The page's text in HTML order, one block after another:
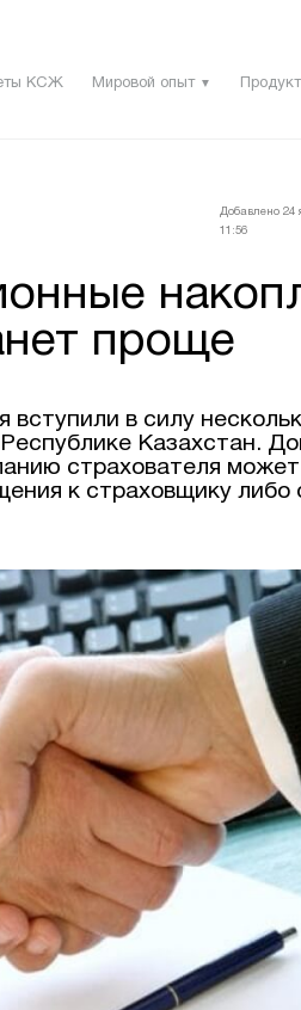
КСЖ Мировой опыт ▼ Продукт
Добавлено 24
11:56
проще
в силу
Казахстан.
страхователя
к страховщику либо